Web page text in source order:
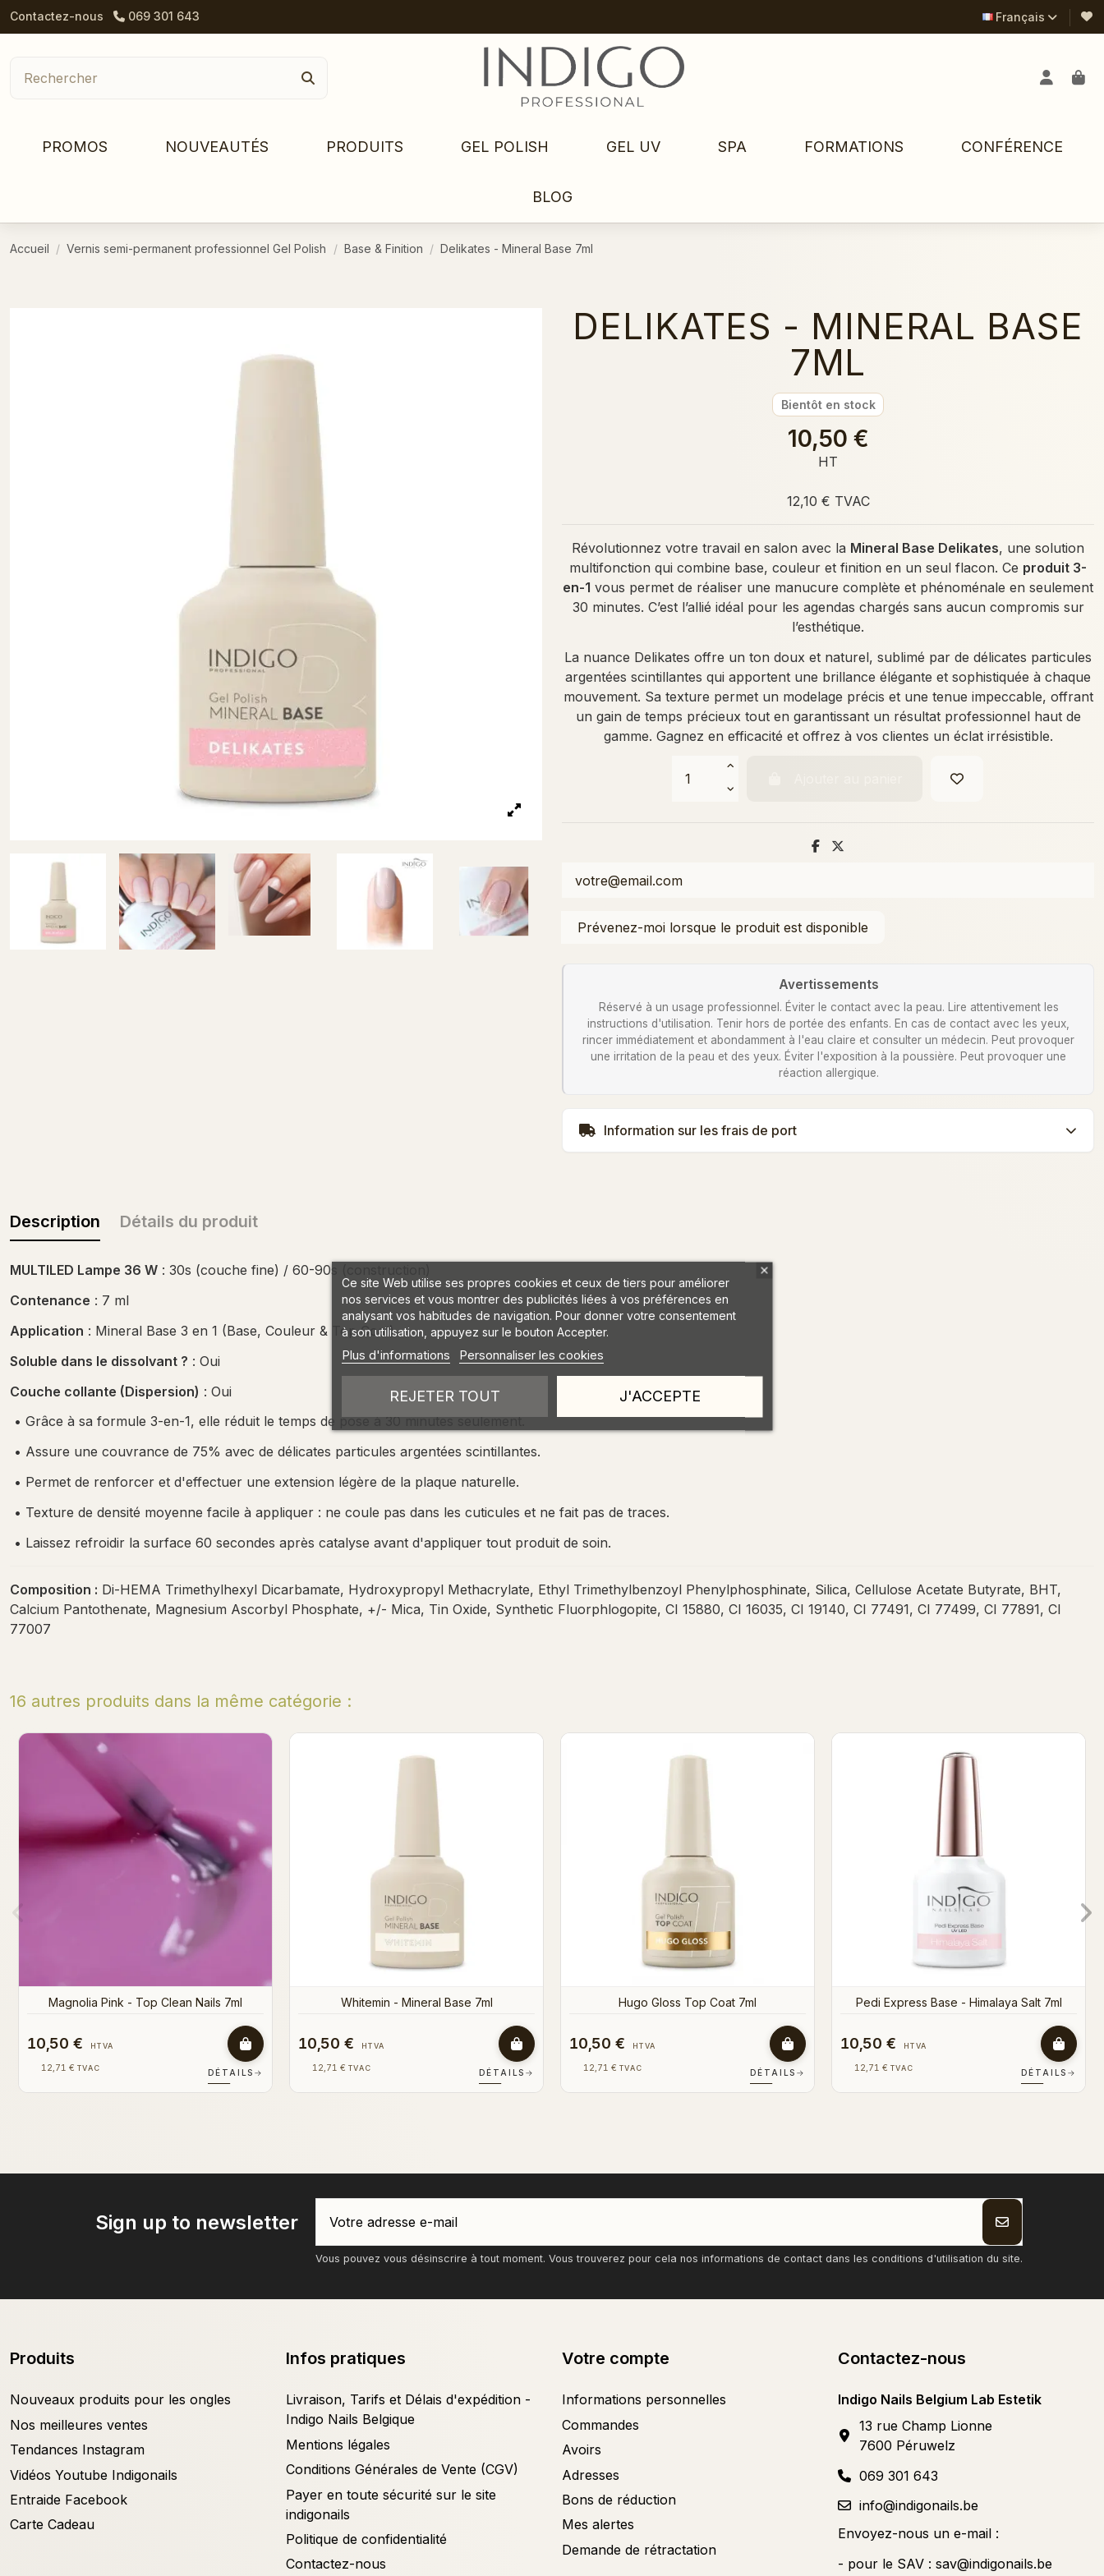
Contactez-nous 069 301 643 Français
PROMOS NOUVEAUTÉS PRODUITS GEL POLISH GEL UV SPA FORMATIONS CONFÉRENCE
BLOG
Accueil Vernis semi-permanent professionnel Gel Polish Base & Finition Delikates - Mineral Base 7ml
DELIKATES - MINERAL BASE
7ML
Bientôt en stock
10,50 €
HT
12,10 € TVAC
Révolutionnez votre travail en salon avec la Mineral Base Delikates, une solution
multifonction qui combine base, couleur et finition en un seul flacon. Ce produit 3-
en-1 vous permet de réaliser une manucure complète et phénoménale en seulement
30 minutes. C’est l’allié idéal pour les agendas chargés sans aucun compromis sur
l’esthétique.
La nuance Delikates offre un ton doux et naturel, sublimé par de délicates particules
argentées scintillantes qui apportent une brillance élégante et sophistiquée à chaque
mouvement. Sa texture permet un modelage précis et une tenue impeccable, offrant
un gain de temps précieux tout en garantissant un résultat professionnel haut de
gamme. Gagnez en efficacité et offrez à vos clientes un éclat irrésistible.
Avertissements
Réservé à un usage professionnel. Éviter le contact avec la peau. Lire attentivement les
instructions d'utilisation. Tenir hors de portée des enfants. En cas de contact avec les yeux,
rincer immédiatement et abondamment à l'eau claire et consulter un médecin. Peut provoquer
une irritation de la peau et des yeux. Éviter l'exposition à la poussière. Peut provoquer une
réaction allergique.
Information sur les frais de port
Description Détails du produit
MULTILED Lampe 36 W : 30s (couche fine) / 60-90s (construction)
Contenance : 7 ml
Application : Mineral Base 3 en 1 (Base, Couleur & Top Coat)
Soluble dans le dissolvant ? : Oui
Couche collante (Dispersion) : Oui
• Grâce à sa formule 3-en-1, elle réduit le temps de pose à 30 minutes seulement.
• Assure une couvrance de 75% avec de délicates particules argentées scintillantes.
• Permet de renforcer et d'effectuer une extension légère de la plaque naturelle.
• Texture de densité moyenne facile à appliquer : ne coule pas dans les cuticules et ne fait pas de traces.
• Laissez refroidir la surface 60 secondes après catalyse avant d'appliquer tout produit de soin.
Composition : Di-HEMA Trimethylhexyl Dicarbamate, Hydroxypropyl Methacrylate, Ethyl Trimethylbenzoyl Phenylphosphinate, Silica, Cellulose Acetate Butyrate, BHT,
Calcium Pantothenate, Magnesium Ascorbyl Phosphate, +/- Mica, Tin Oxide, Synthetic Fluorphlogopite, CI 15880, CI 16035, CI 19140, CI 77491, CI 77499, CI 77891, CI
77007
16 autres produits dans la même catégorie :
NOUVEAUAnti Scratch - Top Coat 7 ml
11,00 € HTVA
13,31 € TVAC DÉTAILS →
17,50 € HTVA
21,18 € TVAC DÉTAILS →
10,50 € HTVA
12,71 € TVAC DÉTAILS →
Wet Look 7ml
10,50 € HTVA
12,71 € TVAC DÉTAILS →
Sign up to newsletter
Vous pouvez vous désinscrire à tout moment. Vous trouverez pour cela nos informations de contact dans les conditions d'utilisation du site.
Produits
Nouveaux produits pour les ongles
Nos meilleures ventes
Tendances Instagram
Vidéos Youtube Indigonails
Entraide Facebook
Carte Cadeau
Infos pratiques
Livraison, Tarifs et Délais d'expédition -
Indigo Nails Belgique
Mentions légales
Conditions Générales de Vente (CGV)
Payer en toute sécurité sur le site
indigonails
Politique de confidentialité
Contactez-nous
Votre compte
Informations personnelles
Commandes
Avoirs
Adresses
Bons de réduction
Mes alertes
Demande de rétractation
Contactez-nous
Indigo Nails Belgium Lab Estetik
13 rue Champ Lionne
7600 Péruwelz
069 301 643
info@indigonails.be
Envoyez-nous un e-mail :
- pour le SAV : sav@indigonails.be
Ce site Web utilise ses propres cookies et ceux de tiers pour améliorer
nos services et vous montrer des publicités liées à vos préférences en
analysant vos habitudes de navigation. Pour donner votre consentement
à son utilisation, appuyez sur le bouton Accepter.
Plus d'informations Personnaliser les cookies
REJETER TOUT J'ACCEPTE